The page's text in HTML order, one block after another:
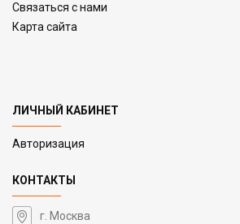
Связаться с нами
Карта сайта
ЛИЧНЫЙ КАБИНЕТ
Авторизация
КОНТАКТЫ
г. Москва